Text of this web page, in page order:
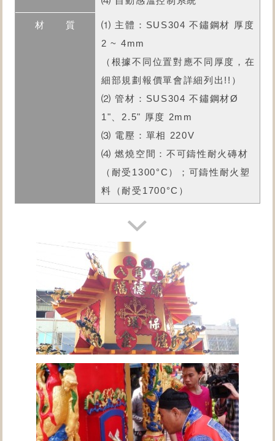
⑴ 主體：SUS304 不鏽鋼材 厚度
2 ~ 4mm
（根據不同位置對應不同厚度，在
細部規劃報價單會詳細列出!!）
⑵ 管材：SUS304 不鏽鋼材Ø
1"、2.5" 厚度 2mm
⑶ 電壓：單相 220V
⑷ 燃燒空間：不可鑄性耐火磚材
（耐受1300°C）；可鑄性耐火塑
料（耐受1700°C）